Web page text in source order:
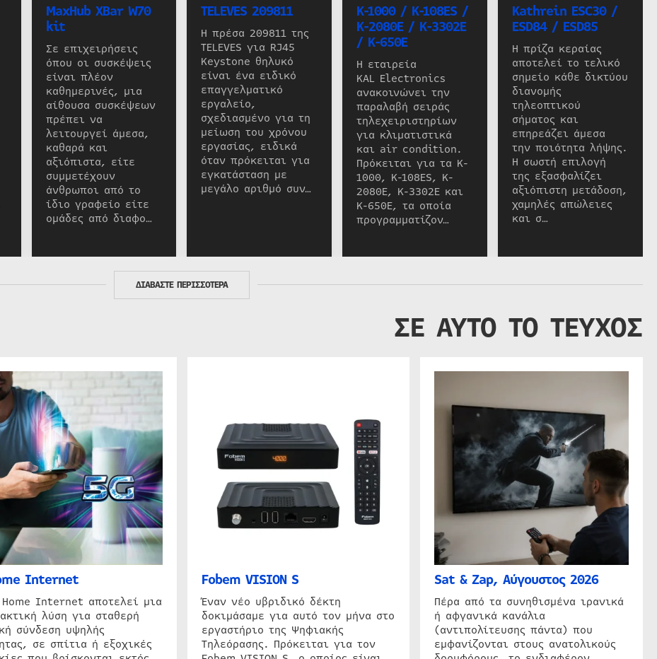
MaxHub XBar W70
kit
Σε επιχειρήσεις
όπου οι συσκέψεις
είναι πλέον
καθημερινές, μια
αίθουσα συσκέψεων
πρέπει να
λειτουργεί άμεσα,
καθαρά και
αξιόπιστα, είτε
συμμετέχουν
άνθρωποι από το
ίδιο γραφείο είτε
ομάδες από διαφο…
TELEVES 209811
Η πρέσα 209811 της
TELEVES για RJ45
Keystone θηλυκό
είναι ένα ειδικό
επαγγελματικό
εργαλείο,
σχεδιασμένο για τη
μείωση του χρόνου
εργασίας, ειδικά
όταν πρόκειται για
εγκατάσταση με
μεγάλο αριθμό συν…
K-1000 / K-108ES /
K-2080E / K-3302E
/ K-650E
Η εταιρεία
KAL Electronics
ανακοινώνει την
παραλαβή σειράς
τηλεχειριστηρίων
για κλιματιστικά
και air condition.
Πρόκειται για τα K-
1000, K-108ES, K-
2080E, K-3302E και
K-650E, τα οποία
προγραμματίζον…
Kathrein ESC30 /
ESD84 / ESD85
Η πρίζα κεραίας
αποτελεί το τελικό
σημείο κάθε δικτύου
διανομής
τηλεοπτικού
σήματος και
επηρεάζει άμεσα
την ποιότητα λήψης.
Η σωστή επιλογή
της εξασφαλίζει
αξιόπιστη μετάδοση,
χαμηλές απώλειες
και σ…
ΔΙΑΒΑΣΤΕ ΠΕΡΙΣΣΟΤΕΡΑ
ΣΕ ΑΥΤΟ ΤΟ ΤΕΥΧΟΣ
Internet
Home Internet αποτελεί μια
λύση για σταθερή
σύνδεση υψηλής
σε σπίτια ή εξοχικές
Fobem VISION S
Έναν νέο υβριδικό δέκτη
δοκιμάσαμε για αυτό τον μήνα στο
εργαστήριο της Ψηφιακής
Τηλεόρασης. Πρόκειται για τον
Sat & Zap, Αύγουστος 2026
Πέρα από τα συνηθισμένα ιρανικά
ή αφγανικά κανάλια
(αντιπολίτευσης πάντα) που
εμφανίζονται στους ανατολικούς